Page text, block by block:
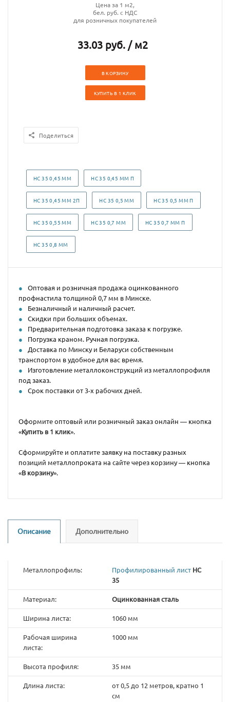
Цена за 1 м2,
бел. руб. с НДС
для розничных покупателей
33.03 руб. / м2
В КОРЗИНУ
КУПИТЬ В 1 КЛИК
Поделиться
НС 35 0,45 ММ НС 35 0,45 ММ П
НС 35 0,45 ММ 2П НС 35 0,5 ММ НС 35 0,5 ММ П
НС 35 0,55 ММ НС 35 0,7 ММ НС 35 0,7 ММ П
НС 35 0,8 ММ
Оптовая и розничная продажа оцинкованного
профнастила толщиной 0,7 мм в Минске.
Безналичный и наличный расчет.
Скидки при больших объемах.
Предварительная подготовка заказа к погрузке.
Погрузка краном. Ручная погрузка.
Доставка по Минску и Беларуси собственным
транспортом в удобное для вас время.
Изготовление металлоконструкций из металлопрофиля
под заказ.
Срок поставки от 3-х рабочих дней.
Оформите оптовый или розничный заказ онлайн — кнопка
«Купить в 1 клик».
Сформируйте и оплатите заявку на поставку разных
позиций металлопроката на сайте через корзину — кнопка
«В корзину».
Описание Дополнительно
Металлопрофиль: Профилированный лист НС
35
Материал: Оцинкованная сталь
Ширина листа: 1060 мм
Рабочая ширина
листа:
1000 мм
Высота профиля: 35 мм
Длина листа:
от 0,5 до 12 метров, кратно 1
см